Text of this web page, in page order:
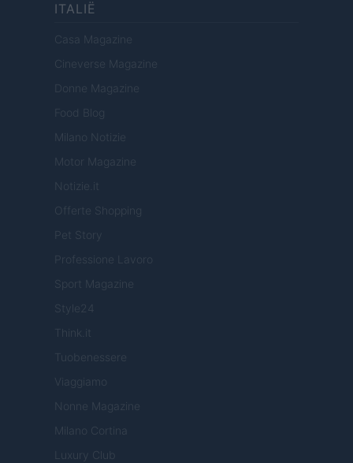
ITALIË
Casa Magazine
Cineverse Magazine
Donne Magazine
Food Blog
Milano Notizie
Motor Magazine
Notizie.it
Offerte Shopping
Pet Story
Professione Lavoro
Sport Magazine
Style24
Think.it
Tuobenessere
Viaggiamo
Nonne Magazine
Milano Cortina
Luxury Club